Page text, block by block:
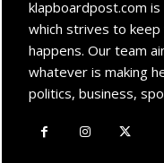
klapboardpost.com
which strives to
happens. Our team
whatever is making
politics, business,